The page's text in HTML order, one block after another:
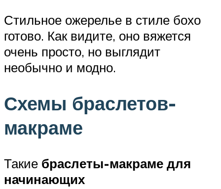
Стильное ожерелье в стиле бохо
готово. Как видите, оно вяжется
очень просто, но выглядит
необычно и модно.
Схемы браслетов-
макраме
Такие браслеты-макраме для
начинающих